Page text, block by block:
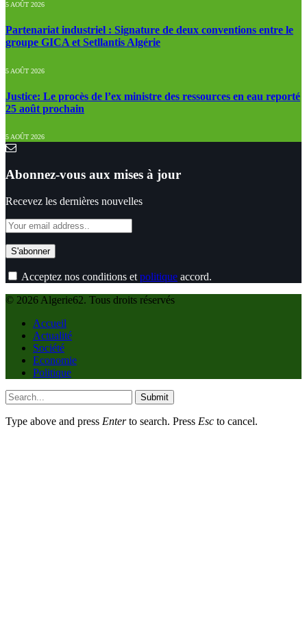
5 AOÛT 2026
Partenariat industriel : Signature de deux conventions entre le
groupe GICA et Setllantis Algérie
5 AOÛT 2026
Justice: Le procès de l’ex ministre des ressources en eau reporté
25 août prochain
5 AOÛT 2026
Abonnez-vous aux mises à jour
Recevez les dernières nouvelles
Acceptez nos conditions et politique accord.
© 2026 Algerie62. Tous droits réservés
Accueil
Actualité
Société
Economie
Politique
Submit
Type above and press Enterto search. Press Esc to cancel.